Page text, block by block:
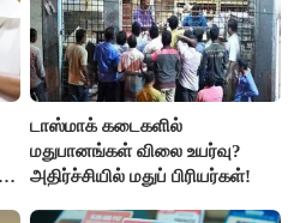
டாஸ்மாக் கடைகளில்
மதுபானங்கள் விலை உயர்வு?
அதிர்ச்சியில் மதுப் பிரியர்கள்!